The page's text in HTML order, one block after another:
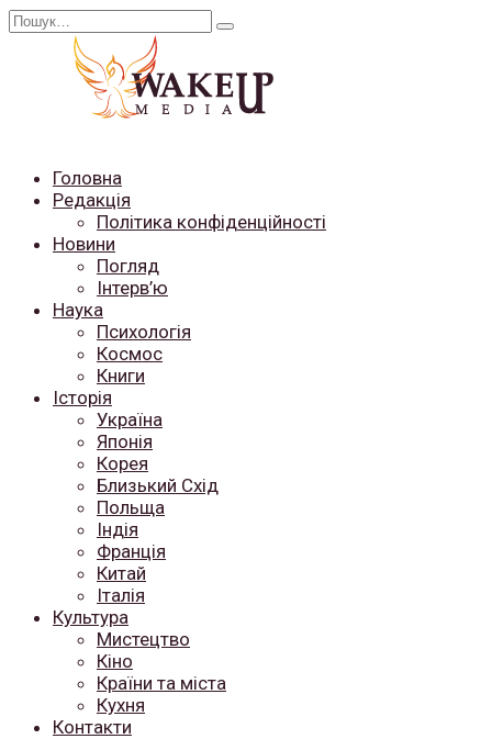
Перейти
Search
Головна
Редакція
Політика конфіденційності
Новини
Погляд
Інтерв’ю
Наука
Психологія
Космос
Книги
Історія
Україна
Японія
Корея
Близький Схід
Польща
Індія
Франція
Китай
Італія
Культура
Мистецтво
Кіно
Країни та міста
Кухня
Контакти